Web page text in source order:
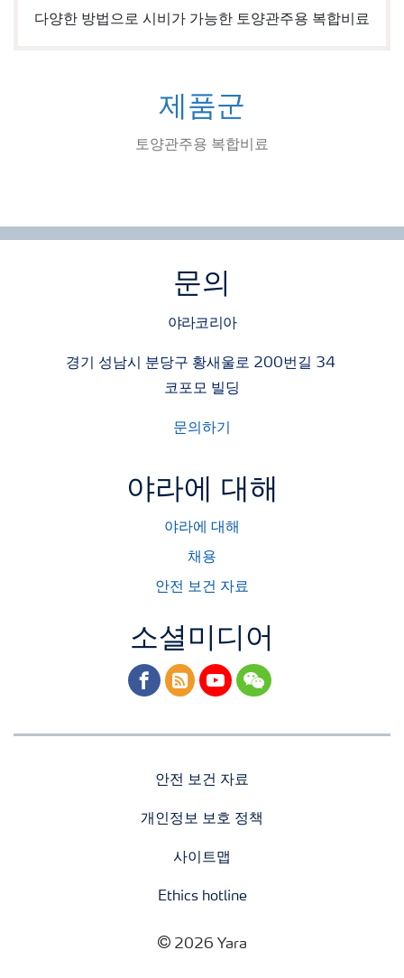
다양한 방법으로 시비가 가능한 토양관주용 복합비료
제품군
토양관주용 복합비료
문의
야라코리아
경기 성남시 분당구 황새울로 200번길 34
코포모 빌딩
문의하기
야라에 대해
야라에 대해
채용
안전 보건 자료
소셜미디어
facebook
rss youtubewechat
안전 보건 자료
개인정보 보호 정책
사이트맵
Ethics hotline
2026 Yara